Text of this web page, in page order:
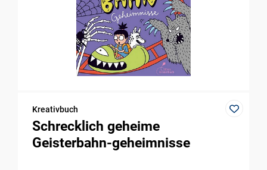
Kreativbuch
Schrecklich geheime
Geisterbahn-geheimnisse